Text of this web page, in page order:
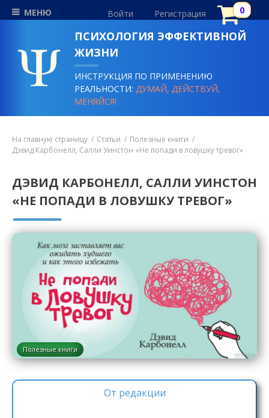
МЕНЮ Войти Регистрация
ПСИХОЛОГИЯ ЭФФЕКТИВНОЙ
ЖИЗНИ
ИНСТРУКЦИЯ ПО ПРИМЕНЕНИЮ
РЕАЛЬНОСТИ:ДУМАЙ, ДЕЙСТВУЙ,
МЕНЯЙСЯ!
На главную страницу Статьи
Полезные книги
Дэвид Карбонелл, Салли Уинстон «Не попади в ловушку тревог»
ДЭВИД КАРБОНЕЛЛ, САЛЛИ УИНСТОН
«НЕ ПОПАДИ В ЛОВУШКУ ТРЕВОГ»
Полезные книги
От редакции